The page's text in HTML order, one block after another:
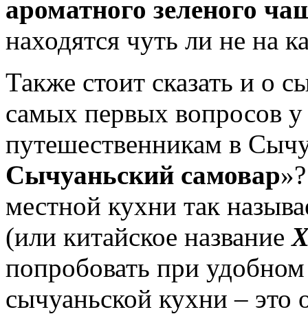
ароматного зеленого
находятся чуть ли не на
Также стоит сказать и о
самых первых вопросов
путешественникам в
Сычуаньский самовар
местной кухни так
(или китайское название
попробовать при
сычуаньской кухни – это